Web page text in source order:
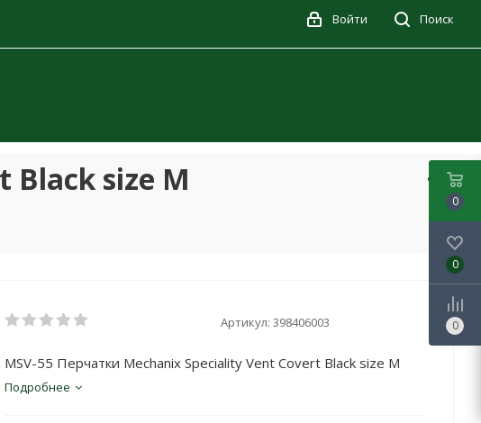
Поиск
Войти
Black size M
Артикул: 398406003
MSV-55 Перчатки Mechanix Speciality Vent Covert Black size M
Подробнее
0
0
0